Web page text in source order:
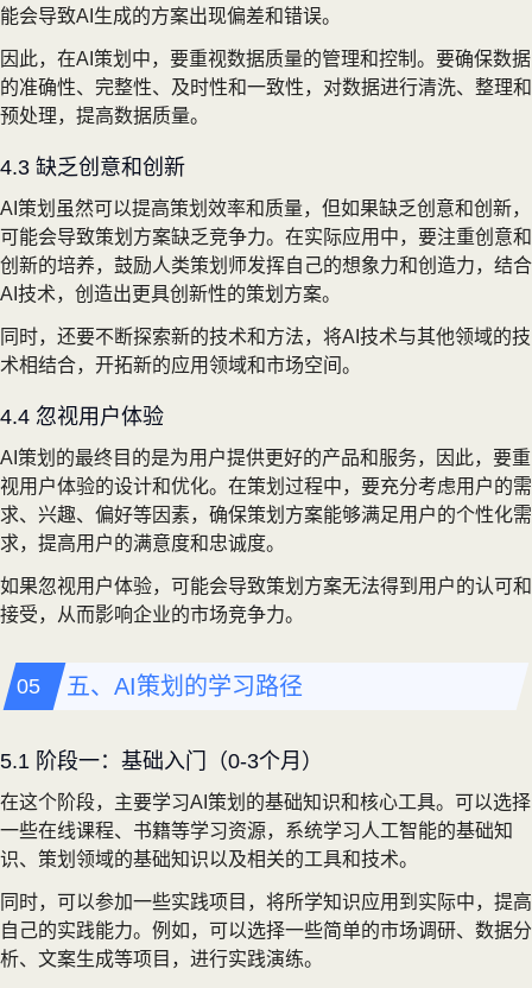
能会导致AI生成的方案出现偏差和错误。
因此，在AI策划中，要重视数据质量的管理和控制。要确保数据
的准确性、完整性、及时性和一致性，对数据进行清洗、整理和
预处理，提高数据质量。
4.3 缺乏创意和创新
AI策划虽然可以提高策划效率和质量，但如果缺乏创意和创新，
可能会导致策划方案缺乏竞争力。在实际应用中，要注重创意和
创新的培养，鼓励人类策划师发挥自己的想象力和创造力，结合
AI技术，创造出更具创新性的策划方案。
同时，还要不断探索新的技术和方法，将AI技术与其他领域的技
术相结合，开拓新的应用领域和市场空间。
4.4 忽视用户体验
AI策划的最终目的是为用户提供更好的产品和服务，因此，要重
视用户体验的设计和优化。在策划过程中，要充分考虑用户的需
求、兴趣、偏好等因素，确保策划方案能够满足用户的个性化需
求，提高用户的满意度和忠诚度。
如果忽视用户体验，可能会导致策划方案无法得到用户的认可和
接受，从而影响企业的市场竞争力。
五、AI策划的学习路径
5.1 阶段一：基础入门（0-3个月）
在这个阶段，主要学习AI策划的基础知识和核心工具。可以选择
一些在线课程、书籍等学习资源，系统学习人工智能的基础知
识、策划领域的基础知识以及相关的工具和技术。
同时，可以参加一些实践项目，将所学知识应用到实际中，提高
自己的实践能力。例如，可以选择一些简单的市场调研、数据分
析、文案生成等项目，进行实践演练。